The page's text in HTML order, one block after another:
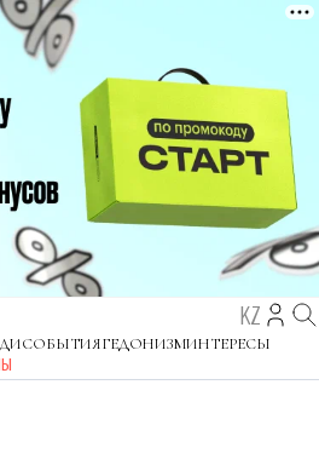
KZ
СОБЫТИЯГЕДОНИЗМИНТЕРЕСЫ